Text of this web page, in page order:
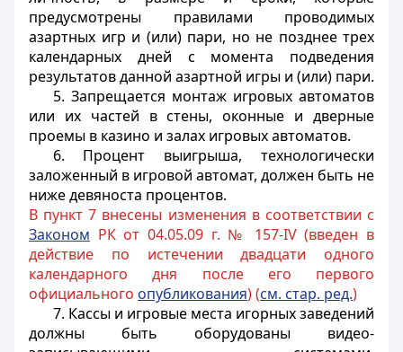
предусмотрены правилами проводимых
азартных игр и (или) пари, но не позднее трех
календарных дней с момента подведения
результатов данной азартной игры и (или) пари.
5. Запрещается монтаж игровых автоматов
или их частей в стены, оконные и дверные
проемы в казино и залах игровых автоматов.
6. Процент выигрыша, технологически
заложенный в игровой автомат, должен быть не
ниже девяноста процентов.
В пункт 7 внесены изменения в соответствии с
Законом РК от 04.05.09 г. № 157-IV (введен в
действие по истечении двадцати одного
календарного дня после его первого
официального опубликования) (см. стар. ред.)
7. Кассы и игровые места игорных заведений
должны быть оборудованы видео-